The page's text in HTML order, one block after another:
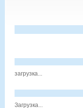
загрузка...
Загрузка...